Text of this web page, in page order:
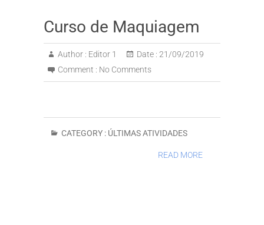
Curso de Maquiagem
Author : Editor 1 Date : 21/09/2019
Comment : No Comments
CATEGORY : ÚLTIMAS ATIVIDADES
READ MORE